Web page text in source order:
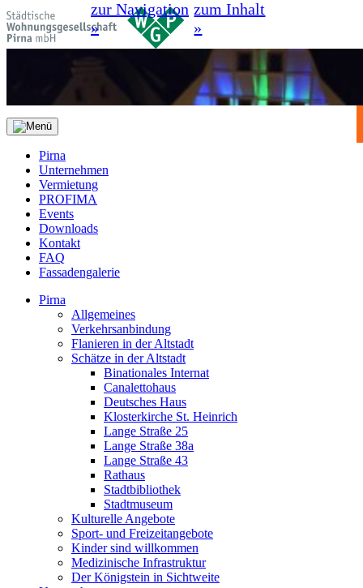
zur Navigation
»
zum Inhalt
»
Pirna
Unternehmen
Vermietung
PROFIMA
Events
Downloads
Kontakt
FAQ
Fassadengalerie
Pirna
Allgemeines
Verkehrsanbindung
Flanieren in der Altstadt
Schätze in der Altstadt
Binationales Internat
Canalettohaus
Deutsches Haus
Klosterkirche St. Heinrich
Lange Straße 25
Lange Straße 38a
Lange Straße 43
Rathaus
Stadtbibliothek
Stadtmuseum
Kulturelle Angebote
Sport- und Freizeitangebote
Kinder sind willkommen
Medizinische Infrastruktur
Der Königstein in Sichtweite